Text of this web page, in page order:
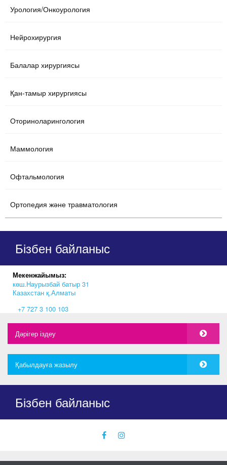
Урология/Онкоурология
Нейрохирургия
Балалар хирургиясы
Қан-тамыр хирургиясы
Оториноларингология
Маммология
Офтальмология
Ортопедия және травматология
Бізбен байланыс
Мекенжайымыз:
көш.Наурызбай батыр 31
Казахстан қ.Алматы
‎+7 727 3 100 103
Дәрігер іздеу
Қабылдауға жазылу
Бізбен байланыс
facebookinstagram